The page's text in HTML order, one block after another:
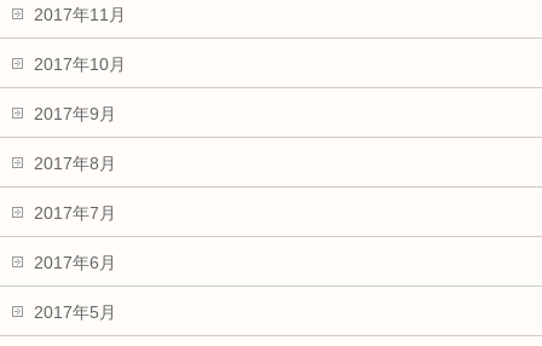
2017年11月
2017年10月
2017年9月
2017年8月
2017年7月
2017年6月
2017年5月